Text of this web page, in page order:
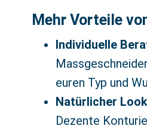
Mehr Vorteile
Individuelle
euren Typ und
Natürlicher Look
Dezente